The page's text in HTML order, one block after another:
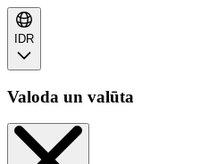
IDR
Valoda un valūta